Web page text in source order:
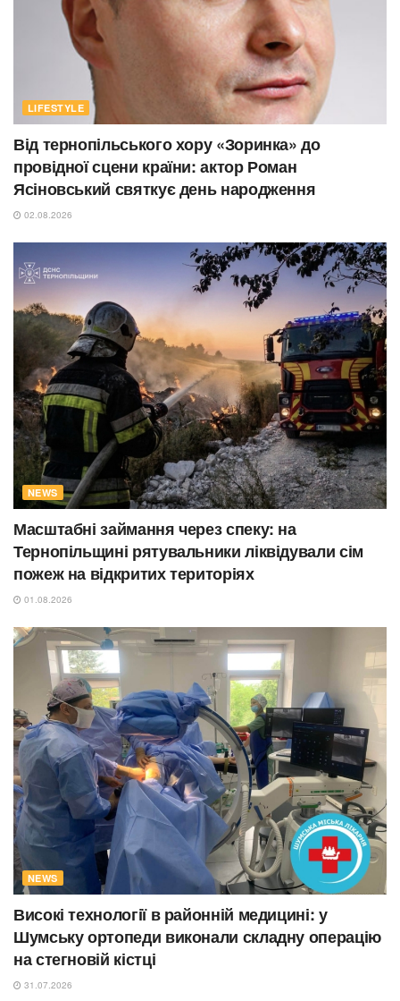
LIFESTYLE
Від тернопільського хору «Зоринка» до
провідної сцени країни: актор Роман
Ясіновський святкує день народження
02.08.2026
NEWS
Масштабні займання через спеку: на
Тернопільщині рятувальники ліквідували сім
пожеж на відкритих територіях
01.08.2026
NEWS
Високі технології в районній медицині: у
Шумську ортопеди виконали складну операцію
на стегновій кістці
31.07.2026